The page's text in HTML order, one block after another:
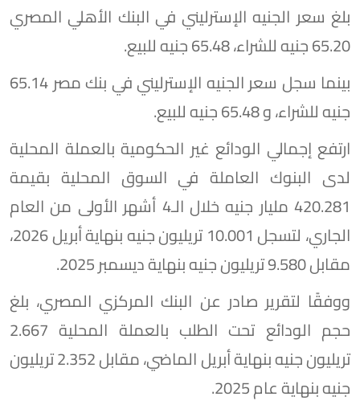
بلغ سعر الجنيه الإسترليني في البنك الأهلي المصري
65.20 جنيه للشراء، 65.48 جنيه للبيع.
بينما سجل سعر الجنيه الإسترليني في بنك مصر 65.14
جنيه للشراء، و 65.48 جنيه للبيع.
ارتفع إجمالي الودائع غير الحكومية بالعملة المحلية
لدى البنوك العاملة في السوق المحلية بقيمة
420.281 مليار جنيه خلال الـ4 أشهر الأولى من العام
الجاري، لتسجل 10.001 تريليون جنيه بنهاية أبريل 2026،
مقابل 9.580 تريليون جنيه بنهاية ديسمبر 2025.
ووفقًا لتقرير صادر عن البنك المركزي المصري، بلغ
حجم الودائع تحت الطلب بالعملة المحلية 2.667
تريليون جنيه بنهاية أبريل الماضي، مقابل 2.352 تريليون
جنيه بنهاية عام 2025.